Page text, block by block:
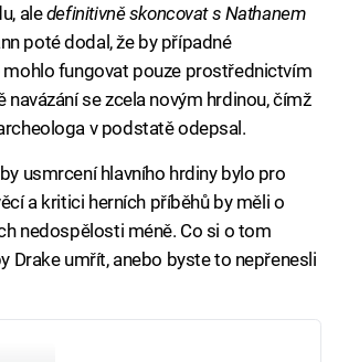
aledefinitivně skoncovat s Nathanem
poté dodal, že by případné
mohlo fungovat pouze prostřednictvím
navázání se zcela novým hrdinou, čímž
v podstatě odepsal.
usmrcení hlavního hrdiny bylo pro
a kritici herních příběhů by měli o
nedospělosti méně. Co si o tom
Drake umřít, anebo byste to nepřenesli